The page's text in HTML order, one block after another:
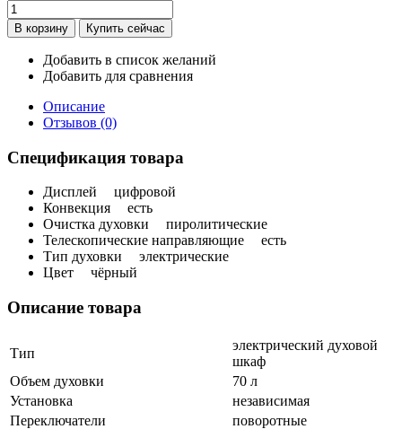
Добавить в список желаний
Добавить для сравнения
Описание
Отзывов (0)
Спецификация товара
Дисплей
цифровой
Конвекция
есть
Очистка духовки
пиролитические
Телескопические направляющие
есть
Тип духовки
электрические
Цвет
чёрный
Описание товара
Тип
электрический духовой
шкаф
Объем духовки
70 л
Установка
независимая
Переключатели
поворотные